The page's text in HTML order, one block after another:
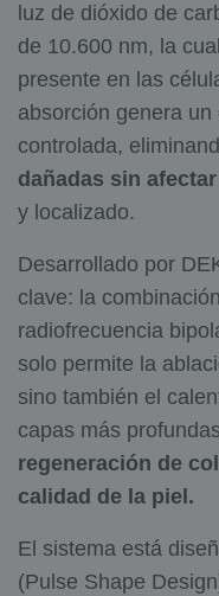
luz de dióxido de
de 10.600 nm, la
presente en las
absorción genera
controlada,
dañadas sin
y localizado.
Desarrollado por
clave: la
radiofrecuencia
solo permite la
sino también el
capas más
regeneración de
calidad de la piel.
El sistema está
(Pulse Shape